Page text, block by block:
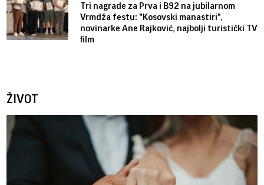
Tri nagrade za Prva i B92 na jubilarnom
Vrmdža festu: "Kosovski manastiri",
novinarke Ane Rajković, najbolji turistički TV
film
ŽIVOT